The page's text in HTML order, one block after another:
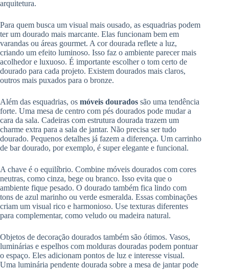
arquitetura.
Para quem busca um visual mais ousado, as esquadrias podem
ter um dourado mais marcante. Elas funcionam bem em
varandas ou áreas gourmet. A cor dourada reflete a luz,
criando um efeito luminoso. Isso faz o ambiente parecer mais
acolhedor e luxuoso. É importante escolher o tom certo de
dourado para cada projeto. Existem dourados mais claros,
outros mais puxados para o bronze.
Além das esquadrias, os móveis dourados são uma tendência
forte. Uma mesa de centro com pés dourados pode mudar a
cara da sala. Cadeiras com estrutura dourada trazem um
charme extra para a sala de jantar. Não precisa ser tudo
dourado. Pequenos detalhes já fazem a diferença. Um carrinho
de bar dourado, por exemplo, é super elegante e funcional.
A chave é o equilíbrio. Combine móveis dourados com cores
neutras, como cinza, bege ou branco. Isso evita que o
ambiente fique pesado. O dourado também fica lindo com
tons de azul marinho ou verde esmeralda. Essas combinações
criam um visual rico e harmonioso. Use texturas diferentes
para complementar, como veludo ou madeira natural.
Objetos de decoração dourados também são ótimos. Vasos,
luminárias e espelhos com molduras douradas podem pontuar
o espaço. Eles adicionam pontos de luz e interesse visual.
Uma luminária pendente dourada sobre a mesa de jantar pode